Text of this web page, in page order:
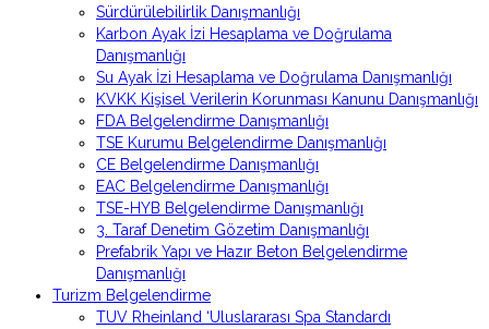
Sürdürülebilirlik Danışmanlığı
Karbon Ayak İzi Hesaplama ve Doğrulama
Danışmanlığı
Su Ayak İzi Hesaplama ve Doğrulama Danışmanlığı
KVKK Kişisel Verilerin Korunması Kanunu Danışmanlığı
FDA Belgelendirme Danışmanlığı
TSE Kurumu Belgelendirme Danışmanlığı
CE Belgelendirme Danışmanlığı
EAC Belgelendirme Danışmanlığı
TSE-HYB Belgelendirme Danışmanlığı
3. Taraf Denetim Gözetim Danışmanlığı
Prefabrik Yapı ve Hazır Beton Belgelendirme
Danışmanlığı
Turizm Belgelendirme
TUV Rheinland ‘Uluslararası Spa Standardı